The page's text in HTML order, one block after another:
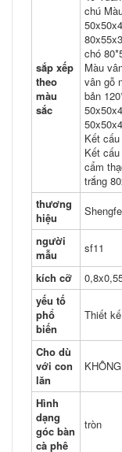
sắp xếp
theo
màu
sắc
chú
chó
Màu
vân gỗ
bản
Kết
Kết
cẩm
trắng
thương
hiệu
người
mẫu
sf11
kích cỡ
yếu tố
phổ
biến
Thiết
Cho dù
với con
lăn
KHÔNG
Hình
dạng
góc bàn
cà phê
tròn